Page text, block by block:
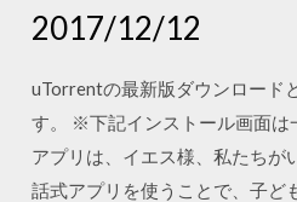
2017/12/12
uTorrentの最新版ダウンロード
す。 ※下記インストール画面は
アプリは、イエス様、私たちが
話式アプリを使うことで、子ど